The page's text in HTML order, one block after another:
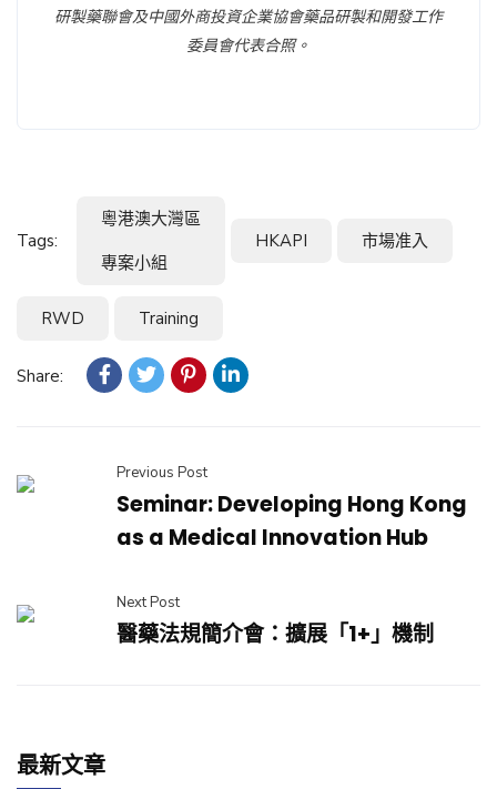
研製藥聯會及中國外商投資企業協會藥品研製和開發工作
委員會代表合照。
Tags:
粵港澳大灣區
專案小組
HKAPI 市場准入
RWD Training
Share:
Previous Post
Seminar: Developing Hong Kong
as a Medical Innovation Hub
Next Post
醫藥法規簡介會：擴展「1+」機制
最新文章